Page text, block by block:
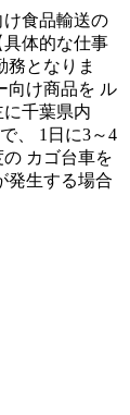
食品輸送の
体的な仕事
務となりま
向け商品を ル
千葉県内
、 1日に3～4
カゴ台車を
発生する場合